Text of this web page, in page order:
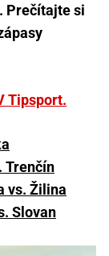
Prečítajte si
Tipsport.
Trenčín
vs. Žilina
Slovan